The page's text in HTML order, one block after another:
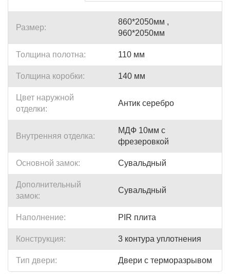
Размер:
860*2050мм ,
960*2050мм
Толщина полотна: 110 мм
Толщина коробки: 140 мм
Цвет наружной
отделки:
Антик серебро
Внутренняя отделка:
МДФ 10мм с
фрезеровкой
Основной замок: Сувальдный
Дополнительный
замок:
Сувальдный
Наполнение: PIR плита
Конструкция: 3 контура уплотнения
Тип двери: Двери с терморазрывом